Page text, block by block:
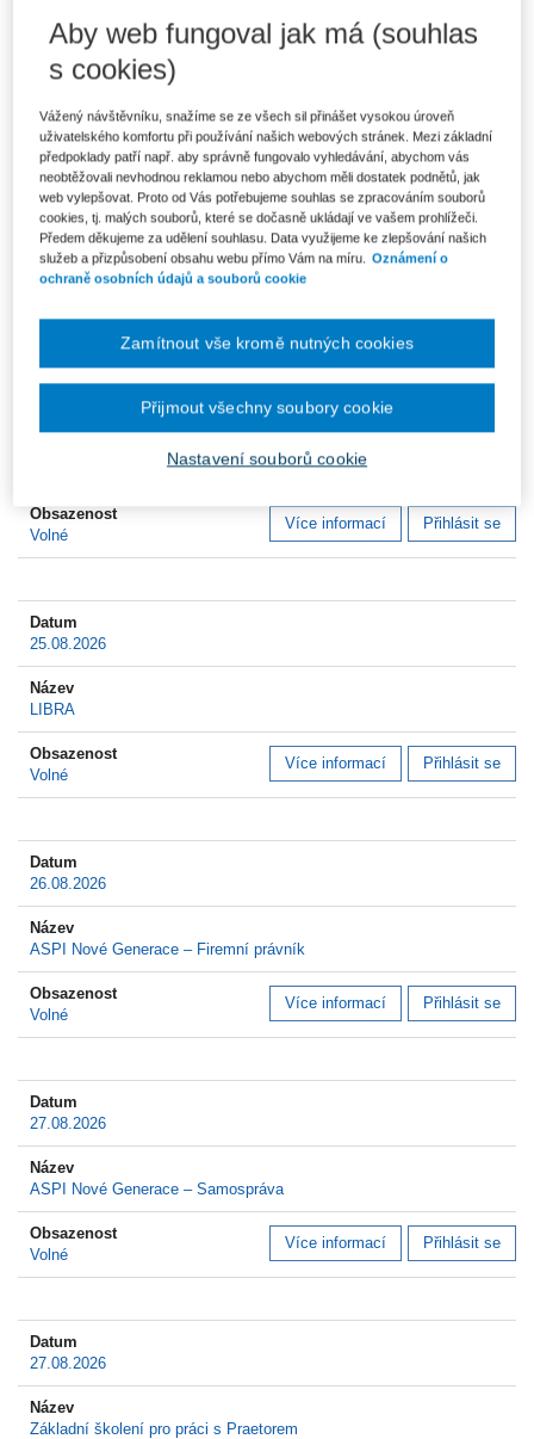
Více informací Přihlásit se
19.08.2026
ASPI Nové Generace – Advokát
Více informací
ASPI Nové Generace – Daňový poradce
Volné
Více informací Přihlásit se
25.08.2026
LIBRA
Volné
Více informací Přihlásit se
26.08.2026
ASPI Nové Generace – Firemní právník
Volné
Více informací Přihlásit se
27.08.2026
ASPI Nové Generace – Samospráva
Volné
Více informací Přihlásit se
27.08.2026
Základní školení pro práci s Praetorem
Aby web fungoval jak má (souhlas
s cookies)
Vážený návštěvníku, snažíme se ze všech sil přinášet vysokou úroveň
uživatelského komfortu při používání našich webových stránek. Mezi základní
předpoklady patří např. aby správně fungovalo vyhledávání, abychom vás
neobtěžovali nevhodnou reklamou nebo abychom měli dostatek podnětů, jak
web vylepšovat. Proto od Vás potřebujeme souhlas se zpracováním souborů
cookies, tj. malých souborů, které se dočasně ukládají ve vašem prohlížeči.
Předem děkujeme za udělení souhlasu. Data využijeme ke zlepšování našich
služeb a přizpůsobení obsahu webu přímo Vám na míru.
Oznámení o
ochraně osobních údajů a souborů cookie
Nastavení souborů cookie
Zamítnout vše kromě nutných cookies
Přijmout všechny soubory cookie